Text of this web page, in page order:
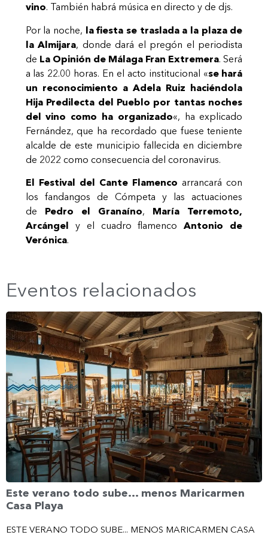
vino. También habrá música en directo y de djs.
Por la noche, la fiesta se traslada a la plaza de
la Almijara, donde dará el pregón el periodista
de La Opinión de Málaga Fran Extremera. Será
a las 22.00 horas. En el acto institucional «se hará
un reconocimiento a Adela Ruiz haciéndola
Hija Predilecta del Pueblo por tantas noches
del vino como ha organizado«, ha explicado
Fernández, que ha recordado que fuese teniente
alcalde de este municipio fallecida en diciembre
de 2022 como consecuencia del coronavirus.
El Festival del Cante Flamencoarrancará con
los fandangos de Cómpeta y las actuaciones
de Pedro el Granaíno, María Terremoto,
Arcángel y el cuadro flamenco Antonio de
Verónica.
Eventos relacionados
Este verano todo sube… menos Maricarmen
Casa Playa
ESTE VERANO TODO SUBE... MENOS MARICARMEN CASA